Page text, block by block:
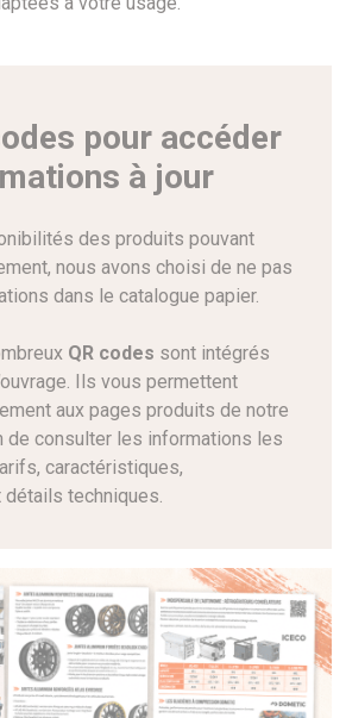
pour accéder
à jour
des produits pouvant
nous avons choisi de ne pas
dans le catalogue papier.
QR codes sont intégrés
Ils vous permettent
aux pages produits de notre
de consulter les informations les
caractéristiques,
techniques.